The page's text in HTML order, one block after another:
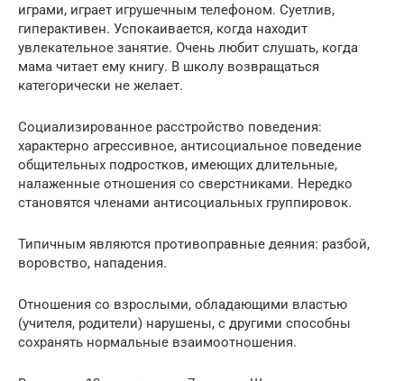
играми, играет игрушечным телефоном. Суетлив,
гиперактивен. Успокаивается, когда находит
увлекательное занятие. Очень любит слушать, когда
мама читает ему книгу. В школу возвращаться
категорически не желает.
Социализированное расстройство поведения:
характерно агрессивное, антисоциальное поведение
общительных подростков, имеющих длительные,
налаженные отношения со сверстниками. Нередко
становятся членами антисоциальных группировок.
Типичным являются противоправные деяния: разбой,
воровство, нападения.
Отношения со взрослыми, обладающими властью
(учителя, родители) нарушены, с другими способны
сохранять нормальные взаимоотношения.